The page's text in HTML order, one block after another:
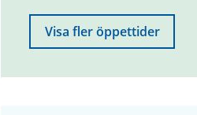
Visa fler öppettider